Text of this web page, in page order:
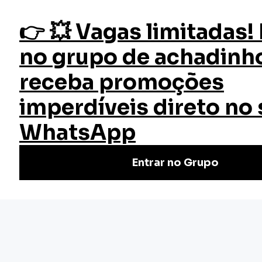
fazer login
Início Cursos Cursos Gratuitos Gestão de Sala de Aula
Curso Gestão de Sala de Aula
Aprenda a gerenciar sua sala de aula de forma eficiente e
gratuita com o curso oferecido pela EW Cursos. Aprimore
suas habilidades como educador!